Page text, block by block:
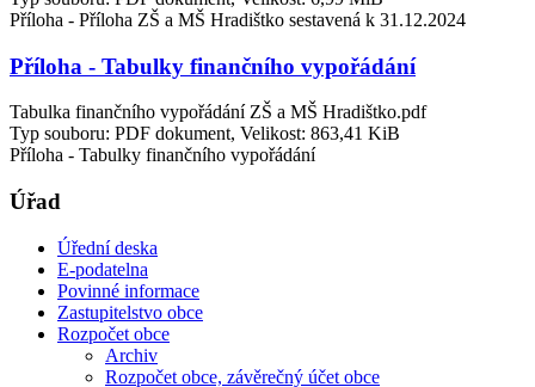
Příloha - Příloha ZŠ a MŠ Hradištko sestavená k 31.12.2024
Příloha - Tabulky finančního vypořádání
Tabulka finančního vypořádání ZŠ a MŠ Hradištko.pdf
Typ souboru: PDF dokument, Velikost: 863,41 KiB
Příloha - Tabulky finančního vypořádání
Úřad
Úřední deska
E-podatelna
Povinné informace
Zastupitelstvo obce
Rozpočet obce
Archiv
Rozpočet obce, závěrečný účet obce